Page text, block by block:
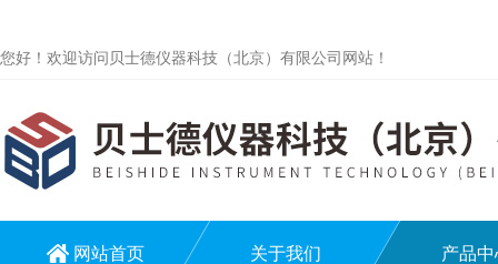
您好！欢迎访问贝士德仪器科技（北京）有限公司网站！
网站首页 关于我们 产品中